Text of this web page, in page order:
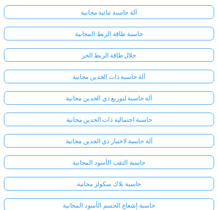
آلة حاسبة ثنائية مجانية
حاسبة طاقة الربط المجانية
حلال طاقة الربط الحر
آلة حاسبة ذات الحدين مجانية
آلة حاسبة لتوزيع ذي الحدين مجانية
حاسبة احتمالية ذات الحدين مجانية
آلة حاسبة لاختبار ذي الحدين مجانية
حاسبة الثقب الأسود المجانية
حاسبة بلاك سكولز مجانية
حاسبة إشعاع الجسم الأسود المجانية